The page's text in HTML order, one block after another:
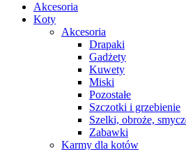
Akcesoria
Koty
Akcesoria
Drapaki
Gadżety
Kuwety
Miski
Pozostałe
Szczotki i grzebienie
Szelki, obroże,
Zabawki
Karmy dla kotów